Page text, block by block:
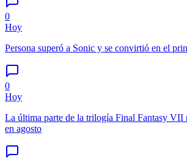
0
Hoy
Persona superó a Sonic y se convirtió en el
0
Hoy
La última parte de la trilogía Final Fantasy VII
en agosto